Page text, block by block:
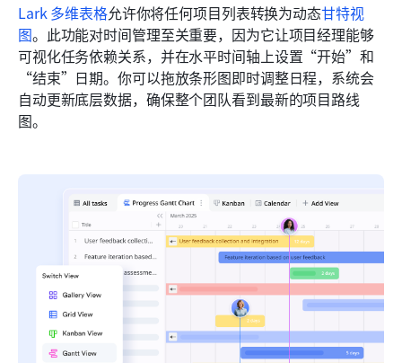
Lark 多维表格允许你将任何项目列表转换为动态甘特视
图。此功能对时间管理至关重要，因为它让项目经理能够
可视化任务依赖关系，并在水平时间轴上设置“开始”和
“结束”日期。你可以拖放条形图即时调整日程，系统会
自动更新底层数据，确保整个团队看到最新的项目路线
图。